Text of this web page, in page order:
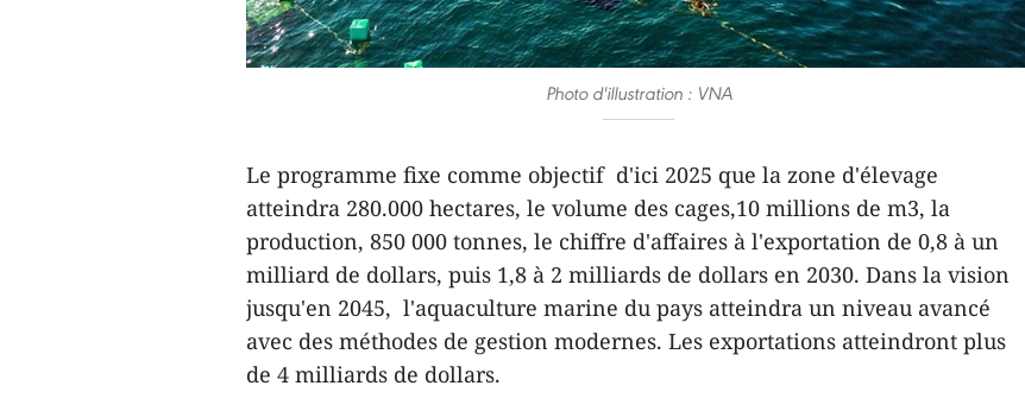
Photo d'illustration : VNA
Le programme fixe comme objectif d'ici 2025 que la zone d'élevage
atteindra 280.000 hectares, le volume des cages,10 millions de m3, la
production, 850 000 tonnes, le chiffre d'affaires à l'exportation de 0,8 à un
milliard de dollars, puis 1,8 à 2 milliards de dollars en 2030. Dans la vision
jusqu'en 2045, l'aquaculture marine du pays atteindra un niveau avancé
avec des méthodes de gestion modernes. Les exportations atteindront plus
de 4 milliards de dollars.